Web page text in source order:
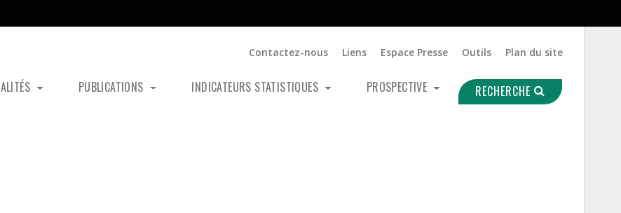
Contactez-nous Liens Espace Presse Outils Plan du site
PUBLICATIONS INDICATEURS STATISTIQUES PROSPECTIVE RECHERCHE